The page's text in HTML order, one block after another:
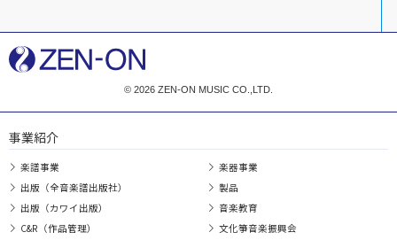
© 2026 ZEN-ON MUSIC CO.,LTD.
事業紹介
楽譜事業
出版（全音楽譜出版社）
出版（カワイ出版）
C&R（作品管理）
楽器事業
製品
音楽教育
文化箏音楽振興会